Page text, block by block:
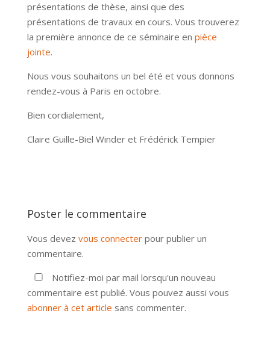
présentations de thèse, ainsi que des
présentations de travaux en cours. Vous trouverez
la première annonce de ce séminaire en pièce
jointe.
Nous vous souhaitons un bel été et vous donnons
rendez-vous à Paris en octobre.
Bien cordialement,
Claire Guille-Biel Winder et Frédérick Tempier
Poster le commentaire
Vous devez vous connecterpour publier un
commentaire.
Notifiez-moi par mail lorsqu'un nouveau
commentaire est publié. Vous pouvez aussi vous
abonner à cet article sans commenter.